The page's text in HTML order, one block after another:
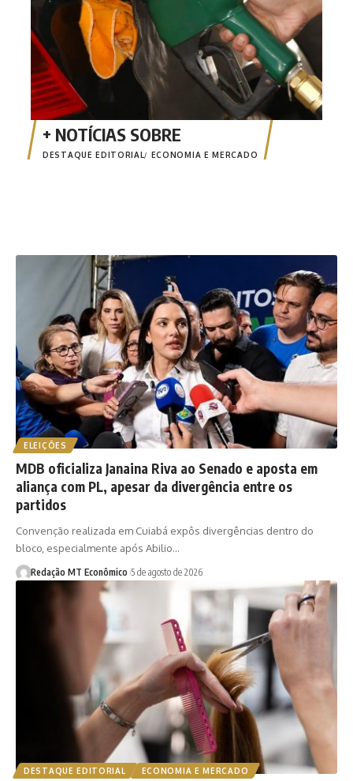
DESTAQUE EDITORIAL ECONOMIA E MERCADO
ELEIÇÕES
MDB oficializa Janaina Riva ao Senado e aposta em
aliança com PL, apesar da divergência entre os
partidos
Convenção realizada em Cuiabá expôs divergências dentro do
bloco, especialmente após Abilio…
Redação MT Econômico 5 de agosto de 2026
DESTAQUE EDITORIAL ECONOMIA E MERCADO